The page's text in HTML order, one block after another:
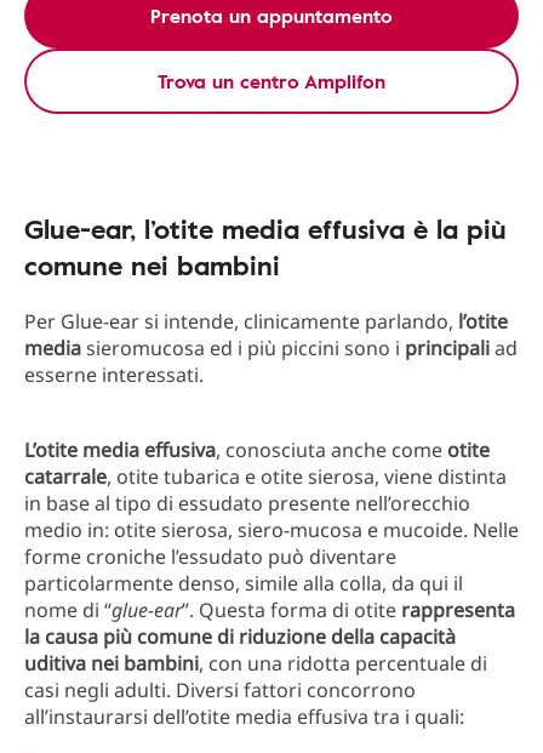
Prenota un appuntamento
Trova un centro Amplifon
Glue-ear, l’otite media effusiva è la più
comune nei bambini
Per Glue-ear si intende, clinicamente parlando, l’otite
mediasieromucosa ed i più piccini sono i principaliad
esserne interessati.
L’otite media effusiva, conosciuta anche come otite
catarrale, otite tubarica e otite sierosa, viene distinta
in base al tipo di essudato presente nell’orecchio
medio in: otite sierosa, siero-mucosa e mucoide. Nelle
forme croniche l’essudato può diventare
particolarmente denso, simile alla colla, da qui il
nome di “glue-ear”. Questa forma di otite rappresenta
la causa più comune di riduzione della capacità
uditiva nei bambini, con una ridotta percentuale di
casi negli adulti. Diversi fattori concorrono
all’instaurarsi dell’otite media effusiva tra i quali: